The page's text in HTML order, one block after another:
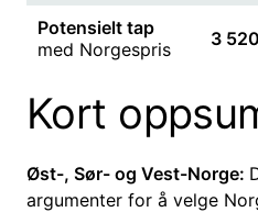
Potensielt tap
med Norgespris
3
Kort
Øst-, Sør- og Vest-Norge:
argumenter for å velge